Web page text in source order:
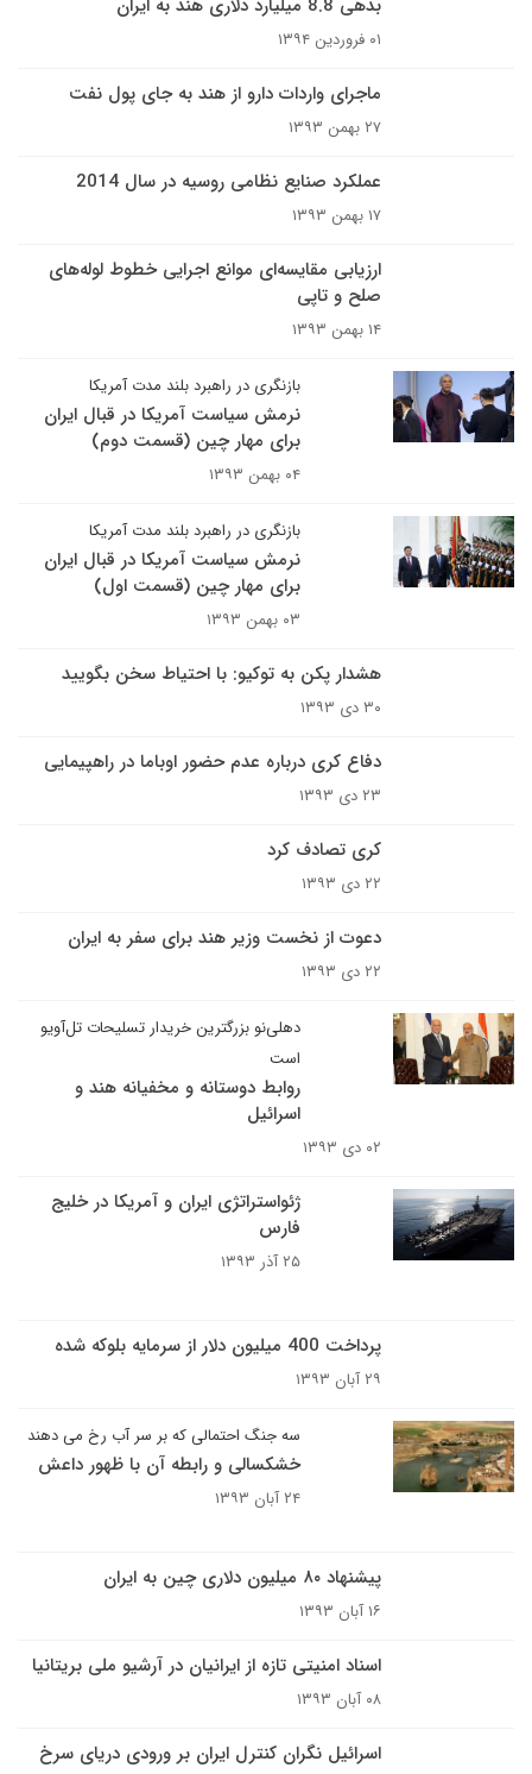
بدهی 8.8 میلیارد دلاری هند به ایران
۰۱ فروردین ۱۳۹۴
ماجرای واردات دارو از هند به جای پول نفت
۲۷ بهمن ۱۳۹۳
عملکرد صنایع نظامی روسیه در سال 2014
۱۷ بهمن ۱۳۹۳
ارزیابی مقایسه‌ای موانع اجرایی خطوط لوله‌های
صلح و تاپی
۱۴ بهمن ۱۳۹۳
بازنگری در راهبرد بلند مدت آمریکا
نرمش سیاست آمریکا در قبال ایران
برای مهار چین (قسمت دوم)
۰۴ بهمن ۱۳۹۳
بازنگری در راهبرد بلند مدت آمریکا
نرمش سیاست آمریکا در قبال ایران
برای مهار چین (قسمت اول)
۰۳ بهمن ۱۳۹۳
هشدار پکن به توکیو: با احتیاط سخن بگویید
۳۰ دی ۱۳۹۳
دفاع کری درباره عدم حضور اوباما در راهپیمایی
۲۳ دی ۱۳۹۳
کری تصادف کرد
۲۲ دی ۱۳۹۳
دعوت از نخست وزیر هند برای سفر به ایران
۲۲ دی ۱۳۹۳
دهلی‌نو بزرگترین خریدار تسلیحات تل‌آویو
است
روابط دوستانه و مخفیانه هند و
اسرائیل
۰۲ دی ۱۳۹۳
ژئواستراتژی ایران و آمریکا در خلیج
فارس
۲۵ آذر ۱۳۹۳
پرداخت 400 میلیون دلار از سرمایه بلوکه شده
۲۹ آبان ۱۳۹۳
سه جنگ احتمالی که بر سر آب رخ می دهند
خشکسالی و رابطه آن با ظهور داعش
۲۴ آبان ۱۳۹۳
پیشنهاد ۸۰ میلیون دلاری چین به ایران
۱۶ آبان ۱۳۹۳
اسناد امنیتی تازه از ایرانیان در آرشیو ملی بریتانیا
۰۸ آبان ۱۳۹۳
اسرائیل نگران کنترل ایران بر ورودی دریای سرخ